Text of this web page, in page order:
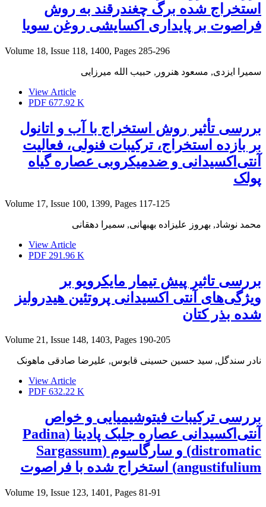
استخراج شده برگ چغندرقند به روش
فراصوت بر پایداری اکسایشی روغن سویا
Volume 18, Issue 118, 1400, Pages 285-296
سمیرا ایزدی, مسعود هنرور, حبیب الله میرزایی
View Article
PDF 677.92 K
بررسی تأثیر روش استخراج با آب و اتانول
بر بازده استخراج، ترکیبات فنولی، فعالیت
آنتی‌اکسیدانی و ضدمیکروبی عصاره گیاه
پولک
Volume 17, Issue 100, 1399, Pages 117-125
محمد نوشاد, بهروز علیزاده بهبهانی, سمیرا دهقانی
View Article
PDF 291.96 K
بررسی تاثیر پیش تیمار مایکرویو بر
ویژگی‌های آنتی اکسیدانی پروتئین هیدرولیز
شده بذر کتان
Volume 21, Issue 148, 1403, Pages 190-205
نادر سندگل, سید حسین حسینی قابوس, علیرضا صادقی ماهونک
View Article
PDF 632.22 K
بررسی ترکیبات فیتوشیمیایی و خواص
آنتی‌اکسیدانی عصاره جلبک پادینا (Padina
distromatic) و سارگاسوم (Sargassum
angustifulium) استخراج شده با فراصوت
Volume 19, Issue 123, 1401, Pages 81-91